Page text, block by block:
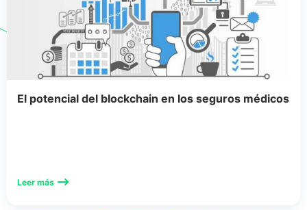
El potencial del blockchain en los seguros médicos
Leer más